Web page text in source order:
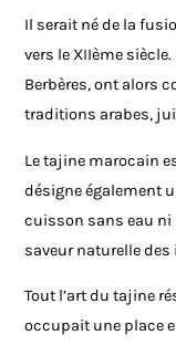
Il serait né de la
vers le XIIème
Berbères, ont alors
traditions arabes,
Le tajine marocain
désigne également
cuisson sans eau ni
saveur naturelle des
Tout l’art du tajine
occupait une place